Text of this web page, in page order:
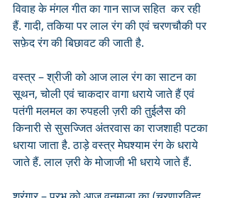
विवाह के मंगल गीत का गान साज सहित  कर रही
हैं. गादी, तकिया पर लाल रंग की एवं चरणचौकी पर
सफ़ेद रंग की बिछावट की जाती है.
वस्त्र – श्रीजी को आज लाल रंग का साटन का
सूथन, चोली एवं चाकदार वागा धराये जाते हैं एवं
पतंगी मलमल का रुपहली ज़री की तुईलैस की
किनारी से सुसज्जित अंतरवास का राजशाही पटका
धराया जाता है. ठाड़े वस्त्र मेघश्याम रंग के धराये
जाते हैं. लाल ज़री के मोजाजी भी धराये जाते हैं.